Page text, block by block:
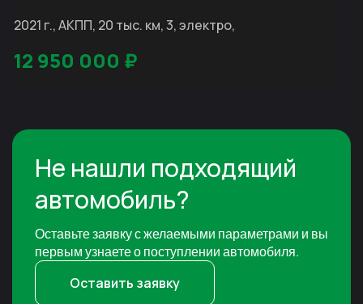
2021 г., АКПП, 20 тыс. км, 3, электро,
12 950 000 ₽
Не нашли подходящий
автомобиль?
Оставьте заявку с желаемыми параметрами и вы
первым узнаете о поступлении автомобиля.
Оставить заявку